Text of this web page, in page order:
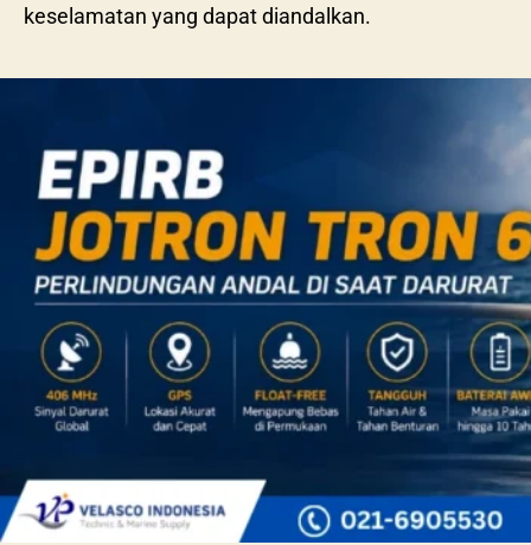
keselamatan yang dapat diandalkan.